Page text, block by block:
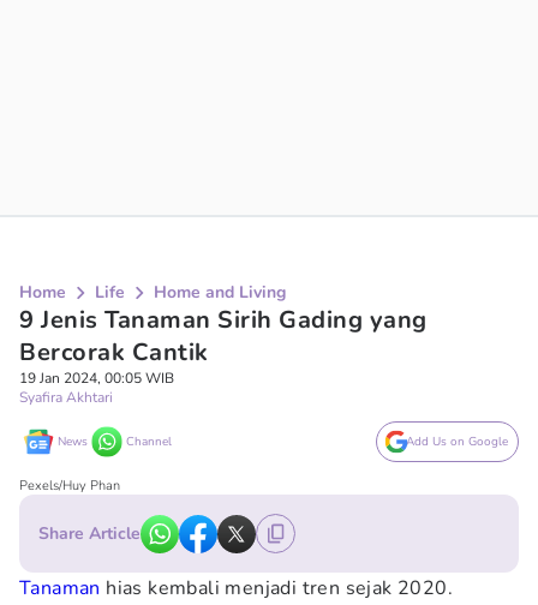
Home Life Home and Living
9 Jenis Tanaman Sirih Gading yang
Bercorak Cantik
19 Jan 2024, 00:05 WIB
Syafira Akhtari
News Channel Add Us on Google
Pexels/Huy Phan
Share Article
Tanaman hias kembali menjadi tren sejak 2020.